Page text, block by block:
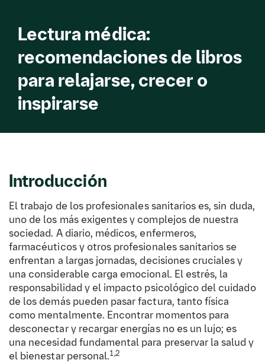
Lectura médica:
recomendaciones de libros
para relajarse, crecer o
inspirarse
Introducción
El trabajo de los profesionales sanitarios es, sin duda,
uno de los más exigentes y complejos de nuestra
sociedad. A diario, médicos, enfermeros,
farmacéuticos y otros profesionales sanitarios se
enfrentan a largas jornadas, decisiones cruciales y
una considerable carga emocional. El estrés, la
responsabilidad y el impacto psicológico del cuidado
de los demás pueden pasar factura, tanto física
como mentalmente. Encontrar momentos para
desconectar y recargar energías no es un lujo; es
una necesidad fundamental para preservar la salud y
el bienestar personal.1,2